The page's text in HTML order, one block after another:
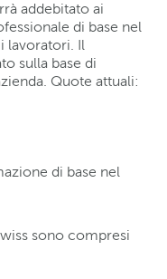
addebitato ai
di base nel
lavoratori. Il
sulla base di
Quote attuali:
di base nel
sono compresi